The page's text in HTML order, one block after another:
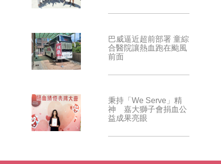
巴威逼近超前部署 童綜
合醫院讓熱血跑在颱風
前面
秉持「We Serve」精
神 嘉大獅子會捐血公
益成果亮眼